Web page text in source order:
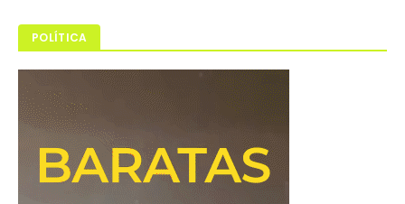
POLÍTICA